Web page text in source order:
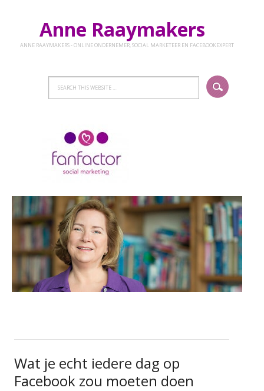
Anne Raaymakers
ANNE RAAYMAKERS - ONLINE ONDERNEMER, SOCIAL MARKETEER EN FACEBOOKEXPERT
Wat je echt iedere dag op
Facebook zou moeten doen